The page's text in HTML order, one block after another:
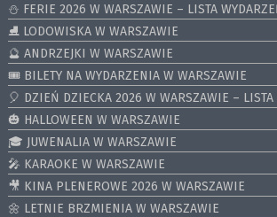
⛄️ FERIE 2026 W WARSZAWIE – LISTA
⛸ LODOWISKA W WARSZAWIE
🔮 ANDRZEJKI W WARSZAWIE
🎟️ BILETY NA WYDARZENIA W WARSZAWIE
🎈 DZIEŃ DZIECKA 2026 W WARSZAWIE – LISTA
🎃 HALLOWEEN W WARSZAWIE
🎓 JUWENALIA W WARSZAWIE
🎤 KARAOKE W WARSZAWIE
🎥 KINA PLENEROWE 2026 W WARSZAWIE
🌼 LETNIE BRZMIENIA W WARSZAWIE